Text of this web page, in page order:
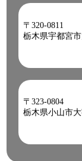
〒320-0811
栃木県宇都宮
〒323-0804
栃木県小山市